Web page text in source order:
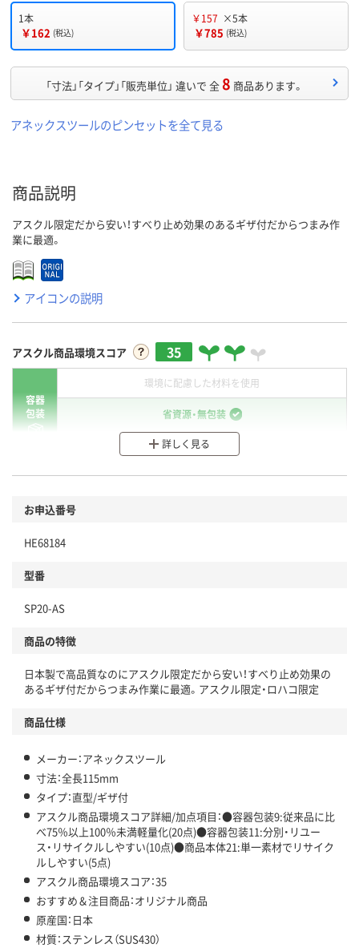
1本
￥162 (税込)
￥157 ×5本
￥785 (税込)
「寸法」「タイプ」「販売単位」 違いで 全8 商品あります。
アネックスツールのピンセットを全て見る
商品説明
アスクル限定だから安い！すべり止め効果のあるギザ付だからつまみ作
業に最適。
アイコンの説明
アスクル商品環境スコア 35
容器
包装
環境に配慮した材料を使用
省資源・無包装
分別・リサイクルしやすい設計
商品
本体
仕組
この商品の環境配慮ポイントです。下記商品詳細「
アスクル商品環境スコア詳細／加点項目
」で確認できます。
詳しく見る
お申込番号
HE68184
型番
SP20-AS
商品の特徴
日本製で高品質なのにアスクル限定だから安い！すべり止め効果の
あるギザ付だからつまみ作業に最適。アスクル限定・ロハコ限定
商品仕様
メーカー：アネックスツール
寸法：全長115mm
タイプ：直型/ギザ付
アスクル商品環境スコア詳細/加点項目：●容器包装9:従来品に比
べ75％以上100％未満軽量化(20点)●容器包装11:分別・リユー
ス・リサイクルしやすい(10点)●商品本体21:単一素材でリサイク
ルしやすい(5点)
アスクル商品環境スコア：35
おすすめ＆注目商品：オリジナル商品
原産国：日本
材質：ステンレス（SUS430）